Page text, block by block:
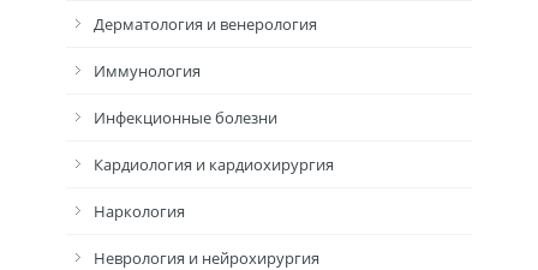
Дерматология и венерология
Иммунология
Инфекционные болезни
Кардиология и кардиохирургия
Наркология
Неврология и нейрохирургия